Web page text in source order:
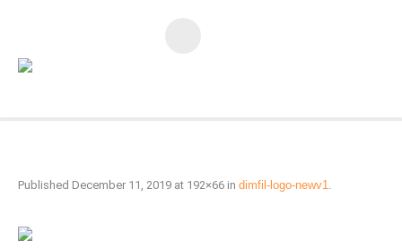
Published December 11, 2019 at 192×66 in dimfil-logo-newv1.